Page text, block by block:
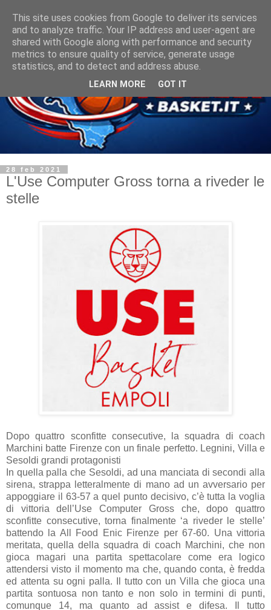
28 feb 2021
L'Use Computer Gross torna a riveder le
stelle
Dopo quattro sconfitte consecutive, la squadra di coach
Marchini batte Firenze con un finale perfetto. Legnini, Villa e
Sesoldi grandi protagonisti
In quella palla che Sesoldi, ad una manciata di secondi alla
sirena, strappa letteralmente di mano ad un avversario per
appoggiare il 63-57 a quel punto decisivo, c’è tutta la voglia
di vittoria dell’Use Computer Gross che, dopo quattro
sconfitte consecutive, torna finalmente ‘a riveder le stelle’
battendo la All Food Enic Firenze per 67-60. Una vittoria
meritata, quella della squadra di coach Marchini, che non
gioca magari una partita spettacolare come era logico
attendersi visto il momento ma che, quando conta, è fredda
ed attenta su ogni palla. Il tutto con un Villa che gioca una
partita sontuosa non tanto e non solo in termini di punti,
comunque 14, ma quanto ad assist e difesa. Il tutto
This site uses cookies from Google to deliver its services
and to analyze traffic. Your IP address and user-agent are
shared with Google along with performance and security
metrics to ensure quality of service, generate usage
statistics, and to detect and address abuse.
LEARN MORE GOT IT